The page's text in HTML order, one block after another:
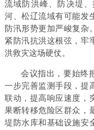
流域防洪峰、防决堤
河、松辽流域有可能发
防汛形势更加严峻复杂
紧防汛抗洪这根弦，牢
洪救灾这场硬仗。
会议指出，要始终
一步完善监测手段，提
联动，提高响应速度，
果断转移危险区群众，
堤防水库和基础设施安